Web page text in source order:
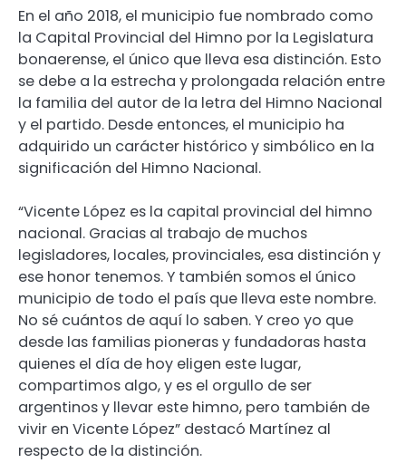
En el año 2018, el municipio fue nombrado como
la Capital Provincial del Himno por la Legislatura
bonaerense, el único que lleva esa distinción. Esto
se debe a la estrecha y prolongada relación entre
la familia del autor de la letra del Himno Nacional
y el partido. Desde entonces, el municipio ha
adquirido un carácter histórico y simbólico en la
significación del Himno Nacional.
“Vicente López es la capital provincial del himno
nacional. Gracias al trabajo de muchos
legisladores, locales, provinciales, esa distinción y
ese honor tenemos. Y también somos el único
municipio de todo el país que lleva este nombre.
No sé cuántos de aquí lo saben. Y creo yo que
desde las familias pioneras y fundadoras hasta
quienes el día de hoy eligen este lugar,
compartimos algo, y es el orgullo de ser
argentinos y llevar este himno, pero también de
vivir en Vicente López” destacó Martínez al
respecto de la distinción.